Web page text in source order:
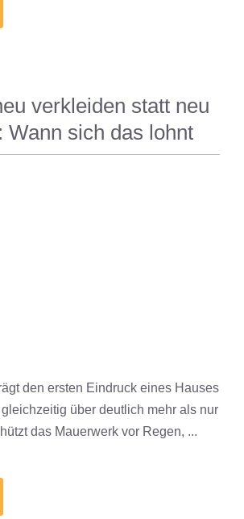
verkleiden statt neu
Wann sich das lohnt
den ersten Eindruck eines Hauses
über deutlich mehr als nur
das Mauerwerk vor Regen, ...